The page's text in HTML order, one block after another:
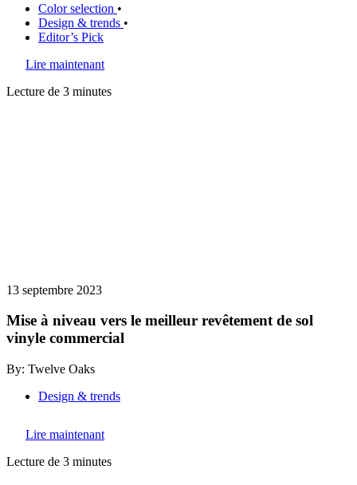
Color selection •
Design & trends •
Editor’s Pick
Lire maintenant
Lecture de 3 minutes
13 septembre 2023
Mise à niveau vers le meilleur revêtement de sol
vinyle commercial
By: Twelve Oaks
Design & trends
Lire maintenant
Lecture de 3 minutes